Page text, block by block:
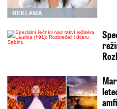
REKLAMA